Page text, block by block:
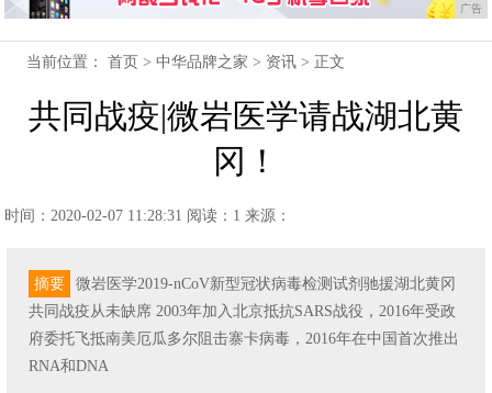
广告
当前位置：首页 >中华品牌之家 > 资讯 > 正文
共同战疫|微岩医学请战湖北黄
冈！
时间：2020-02-07 11:28:31 阅读：1 来源：
摘要
微岩医学2019-nCoV新型冠状病毒检测试剂驰援湖北黄冈
共同战疫从未缺席 2003年加入北京抵抗SARS战役，2016年受政
府委托飞抵南美厄瓜多尔阻击寨卡病毒，2016年在中国首次推出
RNA和DNA